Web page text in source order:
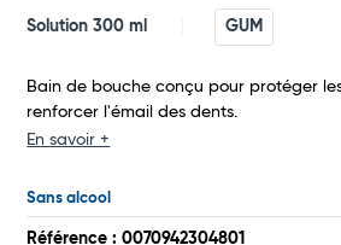
Commander
Solution 300 ml GUM
Bain de bouche conçu pour protéger
renforcer l'émail des dents.
En savoir +
Sans alcool
Référence : 0070942304801